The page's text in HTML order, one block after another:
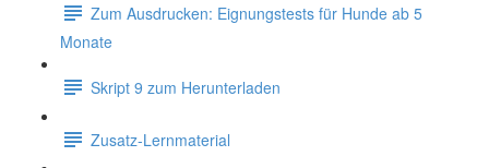
Zum Ausdrucken: Eignungstests für Hunde ab 5
Monate
Skript 9 zum Herunterladen
Zusatz-Lernmaterial